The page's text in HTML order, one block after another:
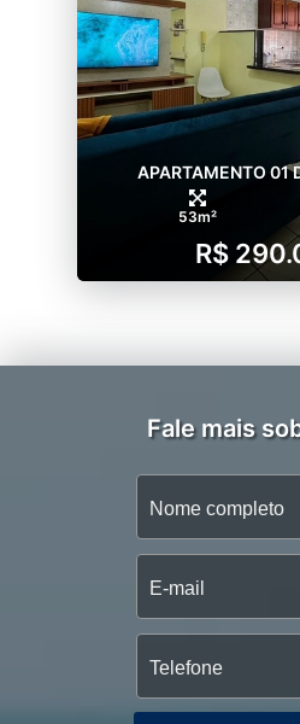
APARTAMENTO 01
53m²
R$
Fale mais